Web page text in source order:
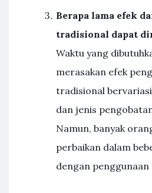
Berapa lama efek
tradisional dapat
Waktu yang
merasakan efek
tradisional
dan jenis
Namun, banyak
perbaikan dalam
dengan